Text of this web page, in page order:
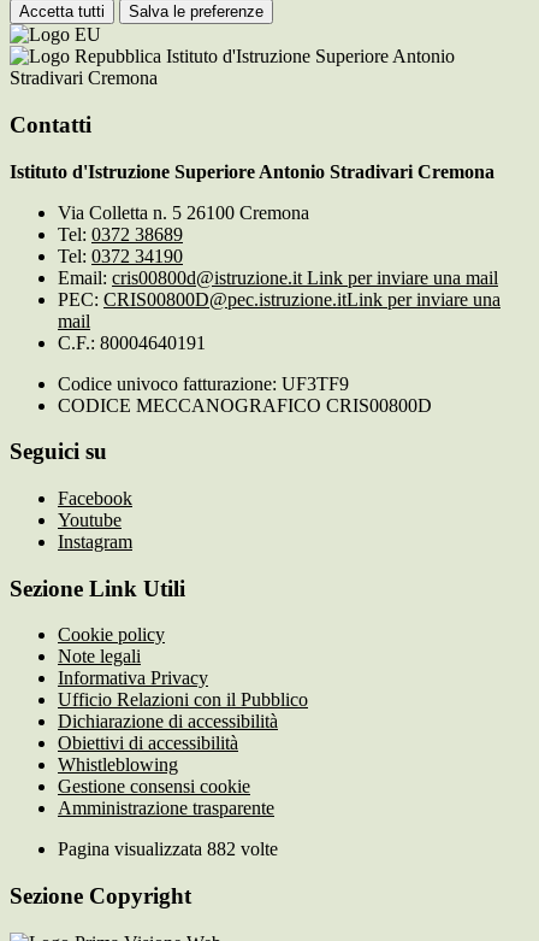
Accetta tutti Salva le preferenze
Istituto d'Istruzione Superiore Antonio
Stradivari Cremona
Contatti
Istituto d'Istruzione Superiore Antonio Stradivari Cremona
Via Colletta n. 5 26100 Cremona
Tel: 0372 38689
Tel: 0372 34190
Email: cris00800d@istruzione.it Link per inviare una mail
PEC: CRIS00800D@pec.istruzione.itLink per inviare una
mail
C.F.: 80004640191
Codice univoco fatturazione: UF3TF9
CODICE MECCANOGRAFICO CRIS00800D
Seguici su
Facebook
Youtube
Instagram
Sezione Link Utili
Cookie policy
Note legali
Informativa Privacy
Ufficio Relazioni con il Pubblico
Dichiarazione di accessibilità
Obiettivi di accessibilità
Whistleblowing
Gestione consensi cookie
Amministrazione trasparente
Pagina visualizzata 882 volte
Sezione Copyright